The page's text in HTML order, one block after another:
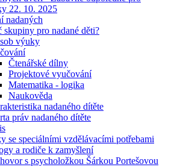
22. 10. 2025
nadaných
skupiny pro nadané děti?
výuky
Čtenářské dílny
Projektové vyučování
Matematika - logika
Naukověda
nadaného dítěte
práv nadaného dítěte
se speciálními vzdělávacími potřebami
a rodiče k zamyšlení
s psycholožkou Šárkou Portešovou